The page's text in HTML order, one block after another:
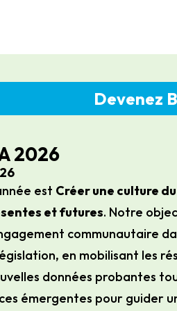
Devenez
2026
est Créer une culture
et futures. Notre
communautaire
en mobilisant les
données probantes
émergentes pour guider